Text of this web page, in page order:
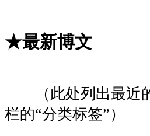
★最新博文
（此处列出最近的
栏的“分类标签”）